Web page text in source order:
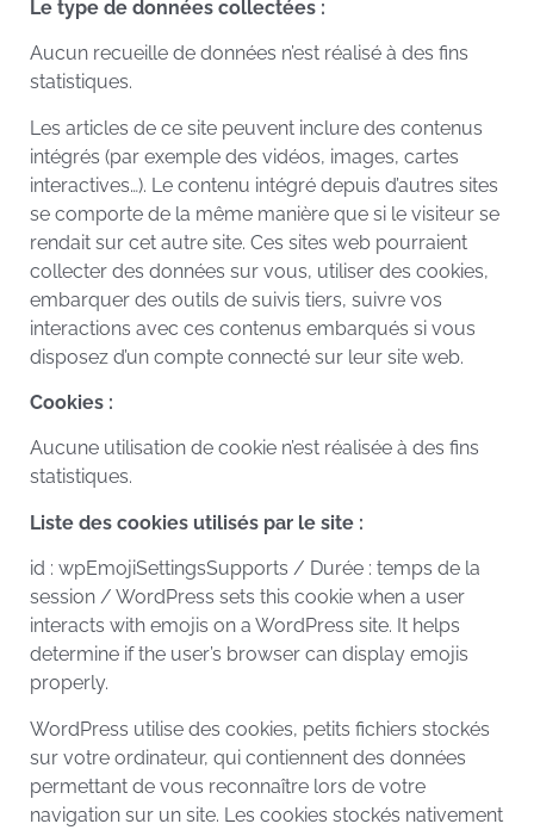
Le type de données collectées :
Aucun recueille de données n’est réalisé à des fins
statistiques.
Les articles de ce site peuvent inclure des contenus
intégrés (par exemple des vidéos, images, cartes
interactives…). Le contenu intégré depuis d’autres sites
se comporte de la même manière que si le visiteur se
rendait sur cet autre site. Ces sites web pourraient
collecter des données sur vous, utiliser des cookies,
embarquer des outils de suivis tiers, suivre vos
interactions avec ces contenus embarqués si vous
disposez d’un compte connecté sur leur site web.
Cookies :
Aucune utilisation de cookie n’est réalisée à des fins
statistiques.
Liste des cookies utilisés par le site :
id : wpEmojiSettingsSupports / Durée : temps de la
session / WordPress sets this cookie when a user
interacts with emojis on a WordPress site. It helps
determine if the user’s browser can display emojis
properly.
WordPress utilise des cookies, petits fichiers stockés
sur votre ordinateur, qui contiennent des données
permettant de vous reconnaître lors de votre
navigation sur un site. Les cookies stockés nativement